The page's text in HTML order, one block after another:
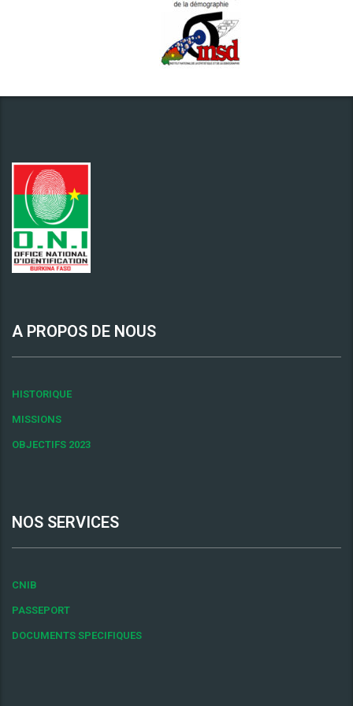
A PROPOS DE NOUS
HISTORIQUE
MISSIONS
OBJECTIFS 2023
NOS SERVICES
CNIB
PASSEPORT
DOCUMENTS SPECIFIQUES